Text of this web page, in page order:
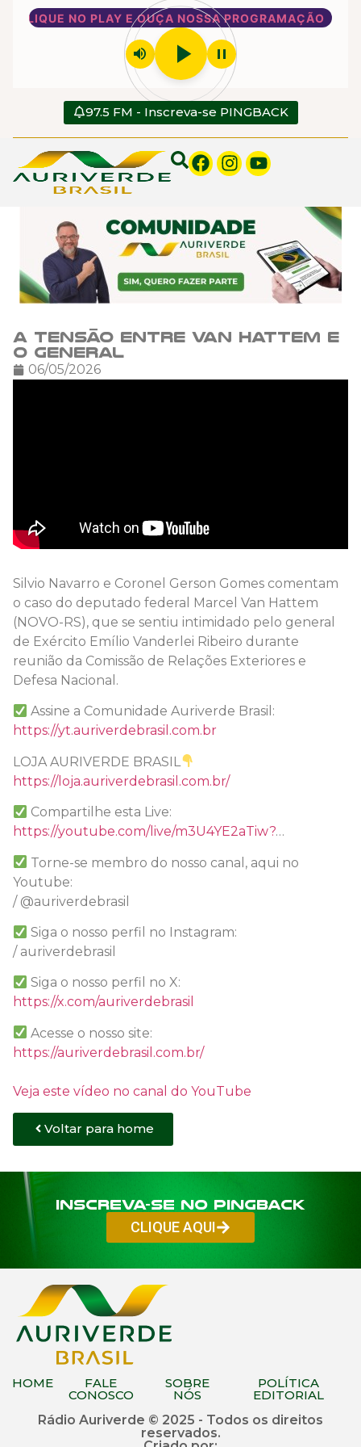
CLIQUE NO PLAY E OUÇA NOSSA PROGRAMAÇÃO
volume_up play_arrow pause
97.5 FM - Inscreva-se PINGBACK
A tensão entre Van Hattem e
o general
06/05/2026
Silvio Navarro e Coronel Gerson Gomes comentam
o caso do deputado federal Marcel Van Hattem
(NOVO-RS), que se sentiu intimidado pelo general
de Exército Emílio Vanderlei Ribeiro durante
reunião da Comissão de Relações Exteriores e
Defesa Nacional.
Assine a Comunidade Auriverde Brasil:
https://yt.auriverdebrasil.com.br
LOJA AURIVERDE BRASIL
https://loja.auriverdebrasil.com.br/
Compartilhe esta Live:
https://youtube.com/live/m3U4YE2aTiw?…
Torne-se membro do nosso canal, aqui no
Youtube:
/ @auriverdebrasil
Siga o nosso perfil no Instagram:
/ auriverdebrasil
Siga o nosso perfil no X:
https://x.com/auriverdebrasil
Acesse o nosso site:
https://auriverdebrasil.com.br/
Veja este vídeo no canal do YouTube
Voltar para home
Inscreva-se no PINGBACK
CLIQUE AQUI
HOME FALE
CONOSCO
SOBRE
NÓS
POLÍTICA
EDITORIAL
Rádio Auriverde © 2025 - Todos os direitos
reservados.